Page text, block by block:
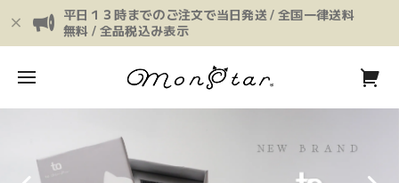
平日１３時までのご注文で当日発送 / 全国一律送料
無料 / 全品税込み表示